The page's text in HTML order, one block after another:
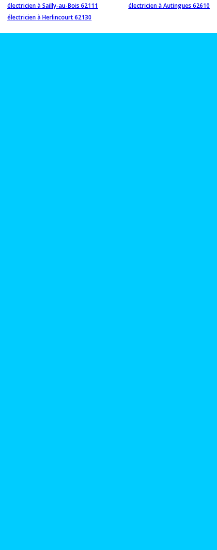
électricien à Sailly-au-Bois 62111
électricien à Autingues 62610
électricien à Herlincourt 62130